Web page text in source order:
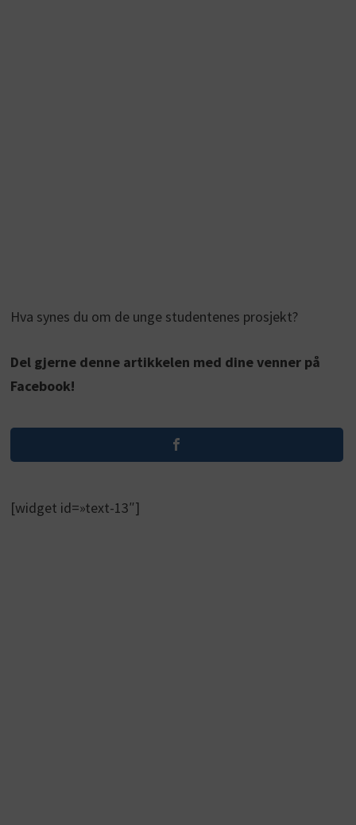
Hva synes du om de unge studentenes prosjekt?
Del gjerne denne artikkelen med dine venner på
Facebook!
[widget id=»text-13″]